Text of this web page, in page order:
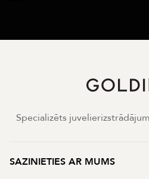
Specializēts
SAZINIETIES AR MUMS